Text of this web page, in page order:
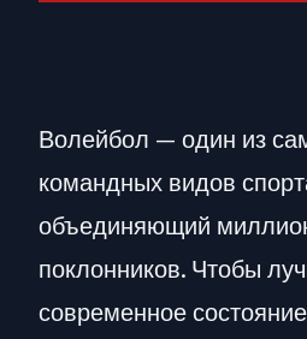
Волейбол — один из
командных видов
объединяющий
поклонников. Чтобы
современное